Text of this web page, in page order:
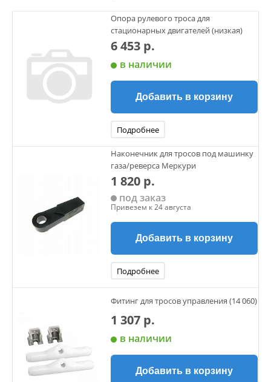
Опора рулевого троса для
стационарных двигателей (низкая)
6 453 р.
в наличии
Добавить в корзину
Подробнее
Наконечник для тросов под машинку
газа/реверса Меркури
1 820 р.
под заказ
Привезем к 24 августа
Добавить в корзину
Подробнее
Фитинг для тросов управления (14 060)
1 307 р.
в наличии
Добавить в корзину